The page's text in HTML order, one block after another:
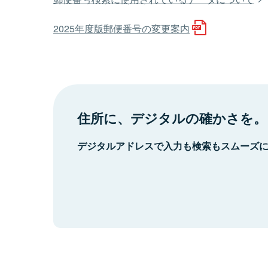
2025年度版郵便番号の変更案内
住所に、デジタルの確かさを。
デジタルアドレスで入力も検索もスムーズ